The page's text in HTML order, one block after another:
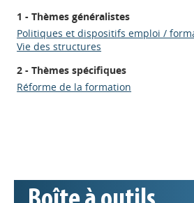
1 - Thèmes généralistes
Politiques et dispositifs emploi /
Vie des structures
2 - Thèmes spécifiques
Réforme de la formation